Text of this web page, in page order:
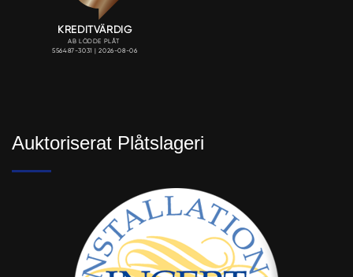
Auktoriserat Plåtslageri